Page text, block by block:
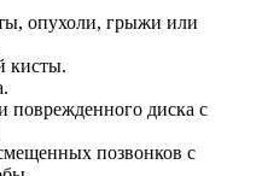
опухоли, грыжи или
кисты.
поврежденного диска с
позвонков с